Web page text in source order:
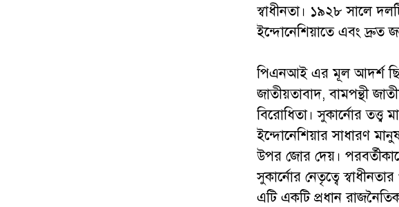
স্বাধীনতা। ১৯২৮ সালে
ইন্দোনেশিয়াতে এবং দ্রুত
পিএনআই এর মূল আদর্শ ছিল
জাতীয়তাবাদ, বামপন্থী
বিরোধিতা। সুকার্নোর
ইন্দোনেশিয়ার সাধারণ
উপর জোর দেয়।
সুকার্নোর নেতৃত্বে
এটি একটি প্রধান